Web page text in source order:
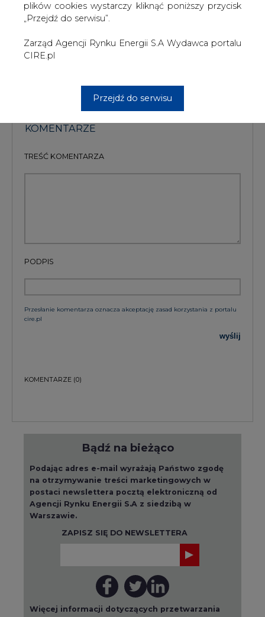
Przesłanie komentarza oznacza akceptację zasad korzystania z portalu
postaci newslettera pocztą elektroniczną od
Agencji Rynku Energii S.A z siedzibą w
przez nas Państwa danych osobowych, w tym
informacje o przysługujących Państwu
prawach, znajduje się w polityce prywatności.
Raporty branżowe